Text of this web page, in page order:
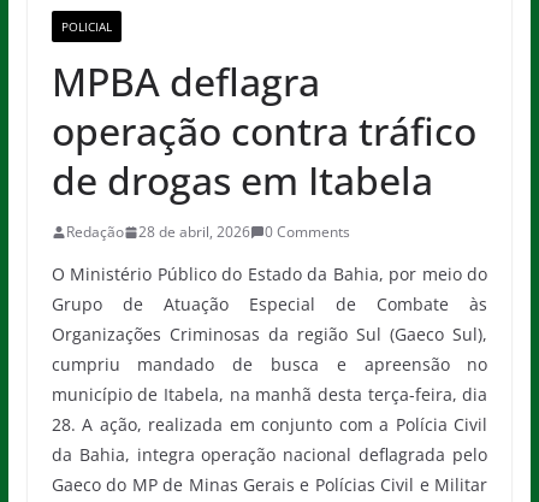
POLICIAL
MPBA deflagra
operação contra tráfico
de drogas em Itabela
Redação 28 de abril, 2026 0 Comments
O Ministério Público do Estado da Bahia, por meio do
Grupo de Atuação Especial de Combate às
Organizações Criminosas da região Sul (Gaeco Sul),
cumpriu mandado de busca e apreensão no
município de Itabela, na manhã desta terça-feira, dia
28. A ação, realizada em conjunto com a Polícia Civil
da Bahia, integra operação nacional deflagrada pelo
Gaeco do MP de Minas Gerais e Polícias Civil e Militar